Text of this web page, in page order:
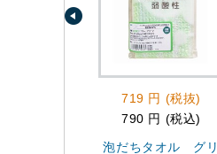
719 円 (税抜)
790 円 (税込)
泡だちタオル グリ